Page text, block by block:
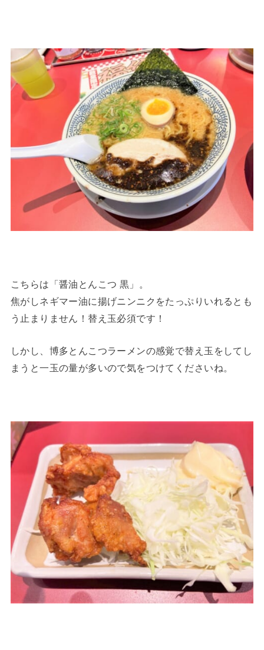
こちらは「醤油とんこつ 黒」。
焦がしネギマー油に揚げニンニクをたっぷりいれるとも
う止まりません！替え玉必須です！
しかし、博多とんこつラーメンの感覚で替え玉をしてし
まうと一玉の量が多いので気をつけてくださいね。